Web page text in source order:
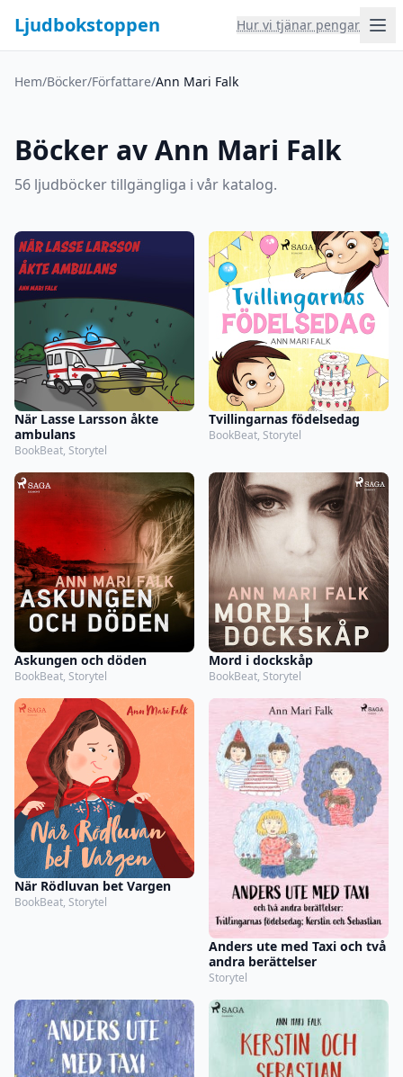
Ljudbokstoppen Hur vi tjänar pengar
Hem/Böcker/Författare/Ann Mari Falk
Böcker av Ann Mari Falk
56 ljudböcker tillgängliga i vår katalog.
När Lasse Larsson åkte
ambulans
BookBeat, Storytel
Tvillingarnas födelsedag
BookBeat, Storytel
Askungen och döden
BookBeat, Storytel
Mord i dockskåp
BookBeat, Storytel
När Rödluvan bet Vargen
BookBeat, Storytel
Anders ute med Taxi och två
andra berättelser
Storytel